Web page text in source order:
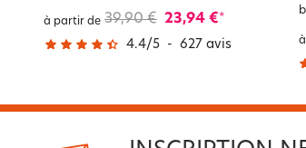
à partir de 39,90 € 23,94 €*
4.4/5 - 627 avis